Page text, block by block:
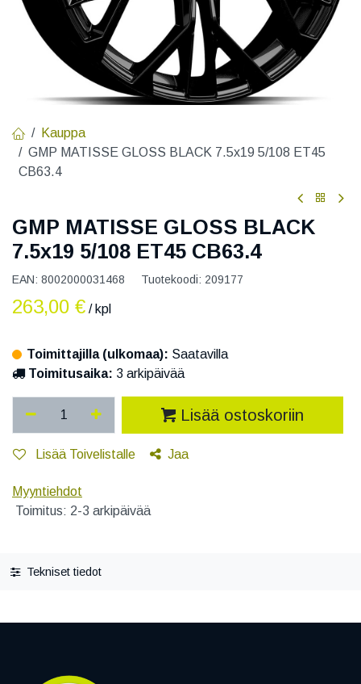
Kauppa
GMP MATISSE GLOSS BLACK 7.5x19 5/108 ET45
CB63.4
GMP MATISSE GLOSS BLACK
7.5x19 5/108 ET45 CB63.4
EAN: 8002000031468 Tuotekoodi: 209177
263,00 € / kpl
Toimittajilla (ulkomaa): Saatavilla
Toimitusaika: 3 arkipäivää
Lisää ostoskoriin
Lisää Toivelistalle Jaa
Myyntiehdot
Toimitus: 2-3 arkipäivää
Tekniset tiedot